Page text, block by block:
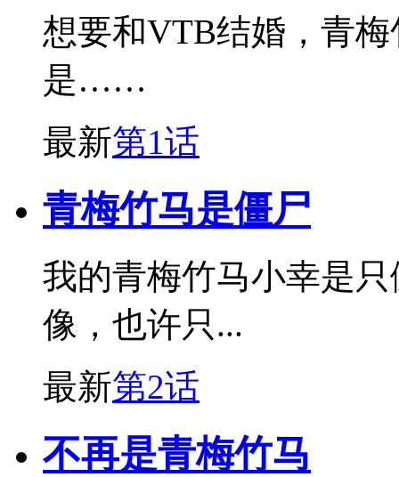
想要和VTB结婚，青
是……
最新第1话
青梅竹马是僵尸
我的青梅竹马小幸是
像，也许只...
最新第2话
不再是青梅竹马